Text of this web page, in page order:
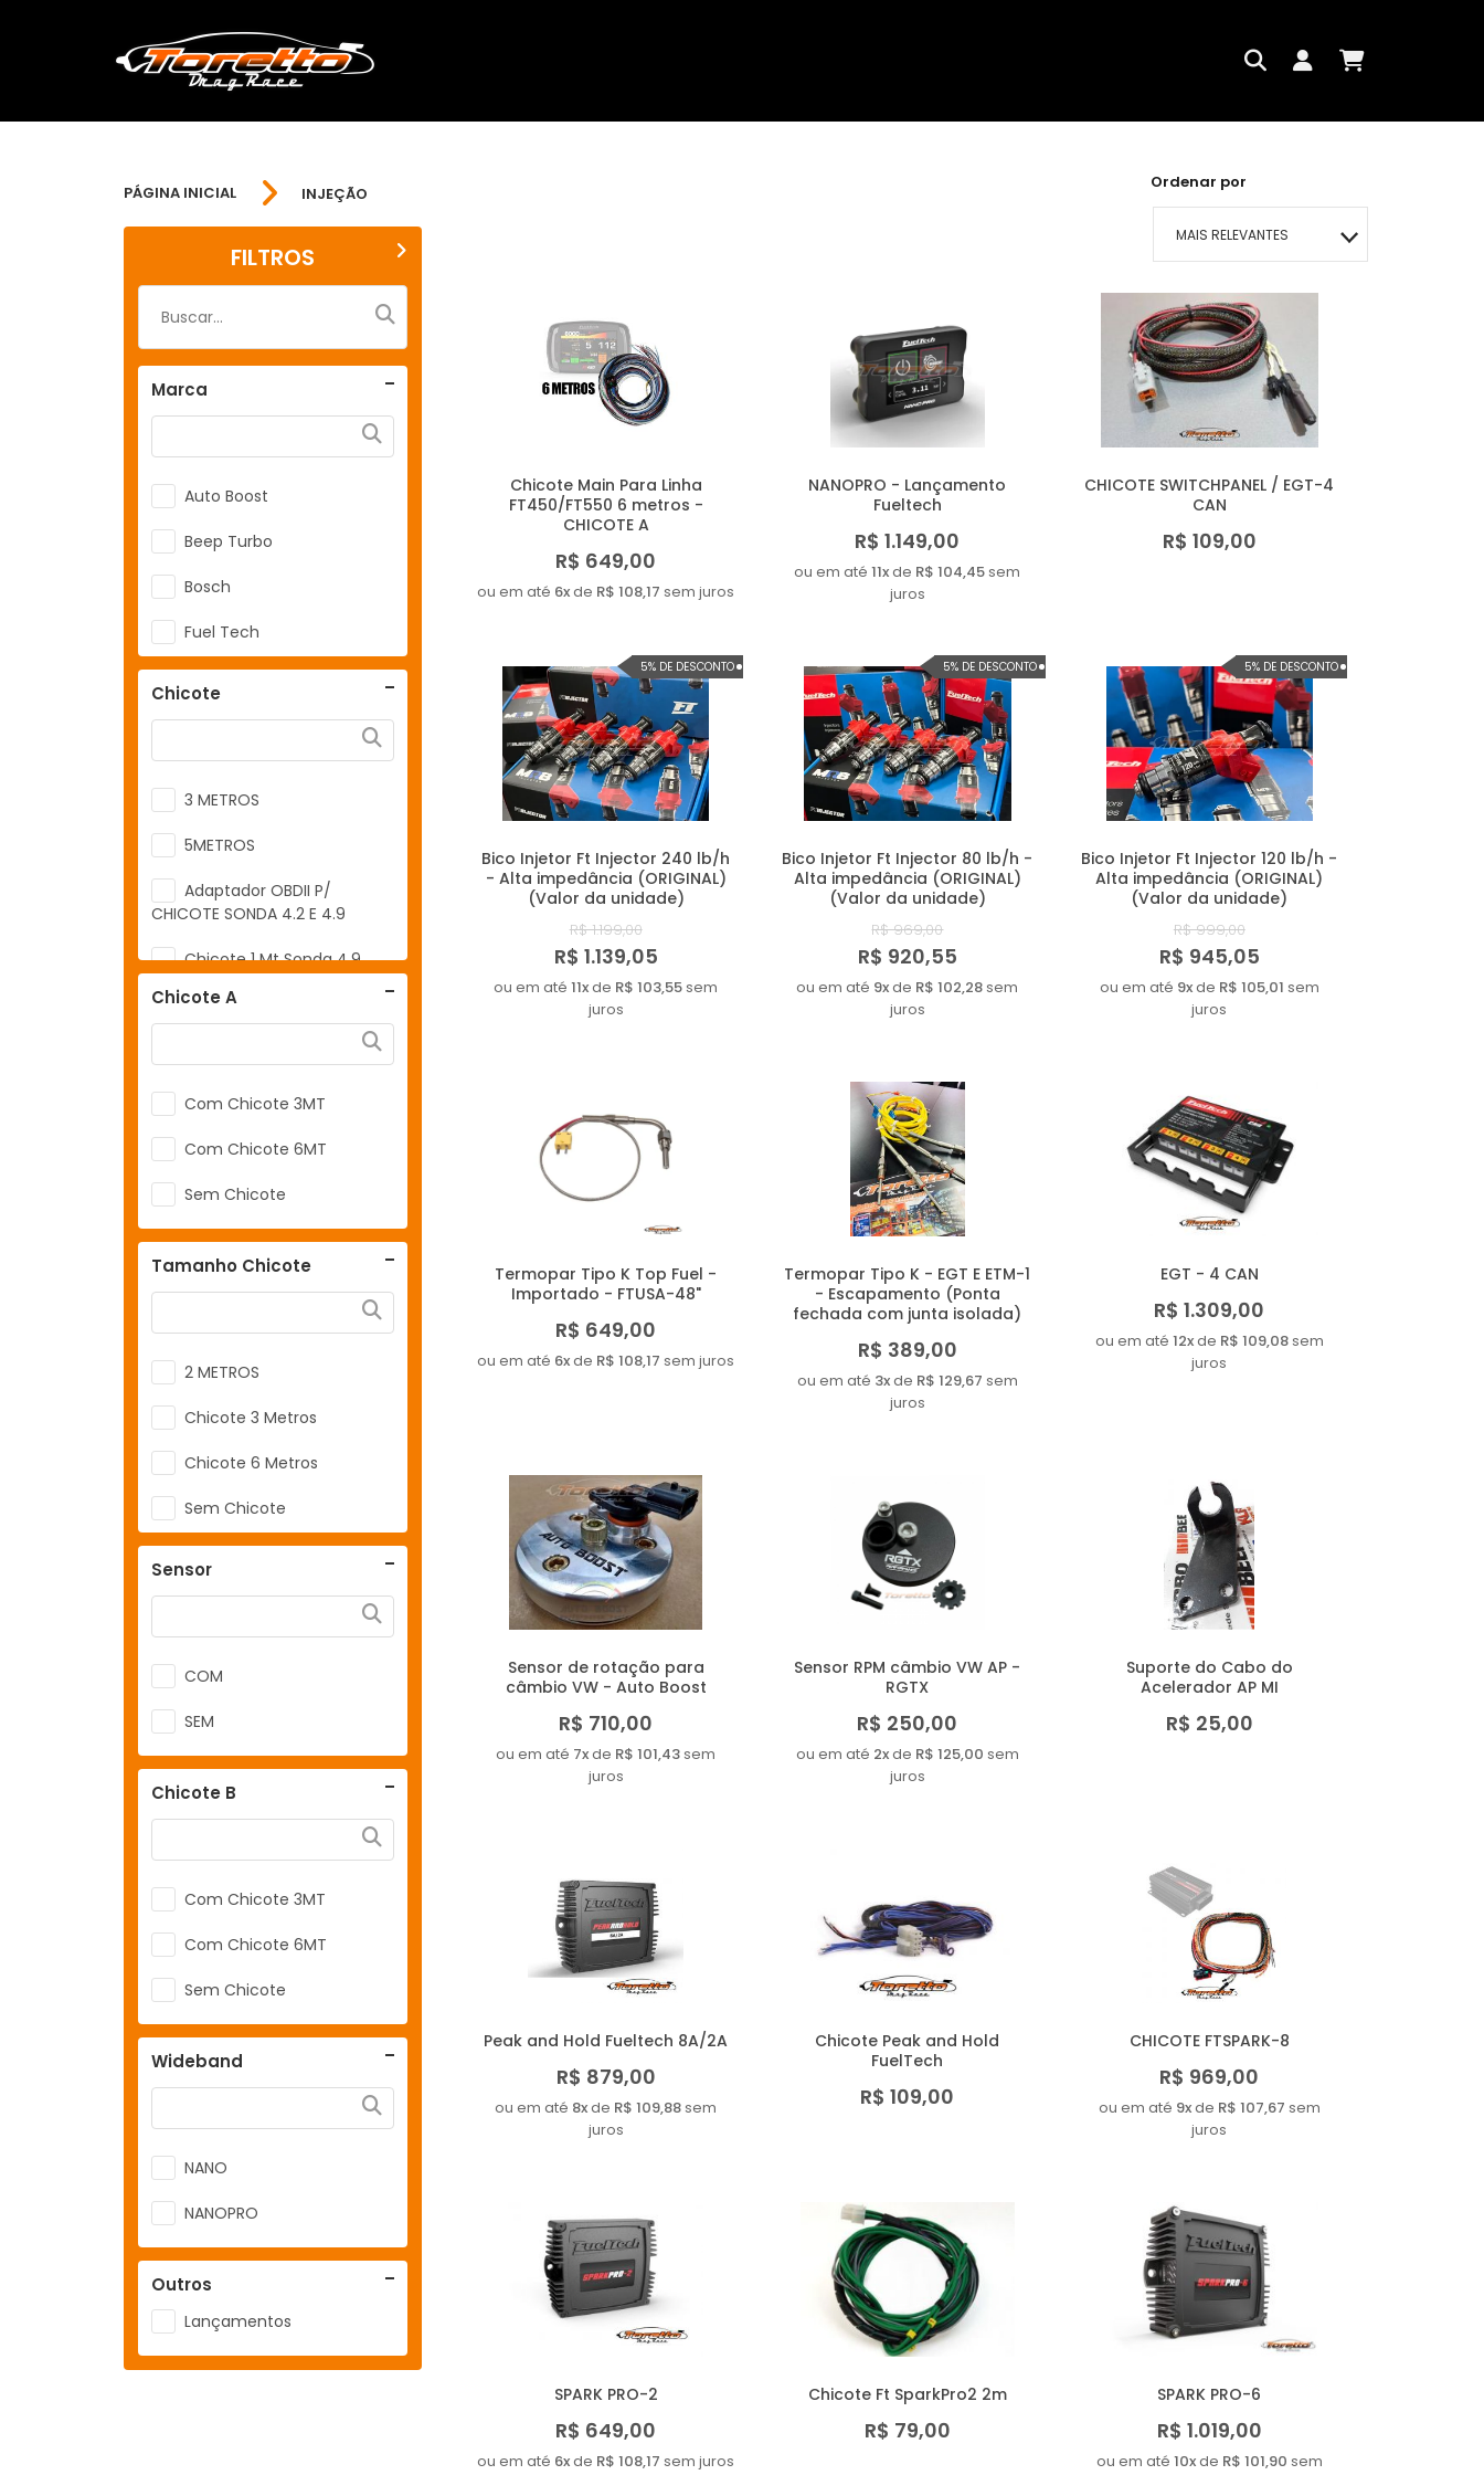
PÁGINA INICIAL INJEÇÃO
Ordenar por
MAIS RELEVANTES
MAIS VENDIDOS
MENOR PREÇO
MAIOR PREÇO
FILTROS
Marca
Auto Boost
Beep Turbo
Bosch
Fuel Tech
FuelTech
Hella
Hope
INJEPRO
Metal Horse
Poke
RGTX
Replace
Rock Performance Parts
Chicote
3 METROS
5METROS
Adaptador OBDII P/
CHICOTE SONDA 4.2 E 4.9
Chicote 1 Mt Sonda 4.9
Chicote 2 Mts Para Sonda
4.9
Chicote 2 Mt Sonda 4.2
4.2
Chicote 4.5 Mts Para
Sonda 4.2
Chicote 4.5 Mt Sonda 4.2
Com Chicote 3Mt
(6520)
Com Chicote P/ 6 Cil
(Comprar 2 Unidades De Ft
Com Chicote 2Mts
Com Chicote A 3MT
Chicote A
Com Chicote 3MT
Com Chicote 6MT
Sem Chicote
Tamanho Chicote
2 METROS
Chicote 3 Metros
Chicote 6 Metros
Sem Chicote
Sensor
COM
SEM
Chicote B
Com Chicote 3MT
Com Chicote 6MT
Sem Chicote
Wideband
NANO
NANOPRO
Outros
Lançamentos
Chicote Main Para Linha
FT450/FT550 6 metros -
CHICOTE A
R$ 649,00
ou em até 6xde R$ 108,17 sem juros
NANOPRO - Lançamento
Fueltech
R$ 1.149,00
ou em até11xde R$ 104,45sem
juros
CHICOTE SWITCHPANEL / EGT-4
CAN
R$ 109,00
5% DE DESCONTO
Bico Injetor Ft Injector 240 lb/h
- Alta impedância (ORIGINAL)
(Valor da unidade)
R$ 1.199,00
R$ 1.139,05
ou em até11xde R$ 103,55sem
juros
5% DE DESCONTO
Bico Injetor Ft Injector 80 lb/h -
Alta impedância (ORIGINAL)
(Valor da unidade)
R$ 969,00
R$ 920,55
ou em até 9xde R$ 102,28sem
juros
5% DE DESCONTO
Bico Injetor Ft Injector 120 lb/h -
Alta impedância (ORIGINAL)
(Valor da unidade)
R$ 999,00
R$ 945,05
ou em até 9xde R$ 105,01 sem
juros
Termopar Tipo K Top Fuel -
Importado - FTUSA-48"
R$ 649,00
ou em até 6xde R$ 108,17 sem juros
Termopar Tipo K - EGT E ETM-1
- Escapamento (Ponta
fechada com junta isolada)
R$ 389,00
ou em até 3xde R$ 129,67 sem
juros
EGT - 4 CAN
R$ 1.309,00
ou em até 12xde R$ 109,08sem
juros
Sensor de rotação para
câmbio VW - Auto Boost
R$ 710,00
ou em até 7xde R$ 101,43sem
juros
Sensor RPM câmbio VW AP -
RGTX
R$ 250,00
ou em até 2xde R$ 125,00 sem
juros
Suporte do Cabo do
Acelerador AP MI
R$ 25,00
Peak and Hold Fueltech 8A/2A
R$ 879,00
ou em até 8xde R$ 109,88sem
juros
Chicote Peak and Hold
FuelTech
R$ 109,00
CHICOTE FTSPARK-8
R$ 969,00
ou em até 9xde R$ 107,67 sem
juros
SPARK PRO-2
R$ 649,00
ou em até 6xde R$ 108,17 sem juros
Chicote Ft SparkPro2 2m
R$ 79,00
SPARK PRO-6
R$ 1.019,00
ou em até 10xde R$ 101,90 sem